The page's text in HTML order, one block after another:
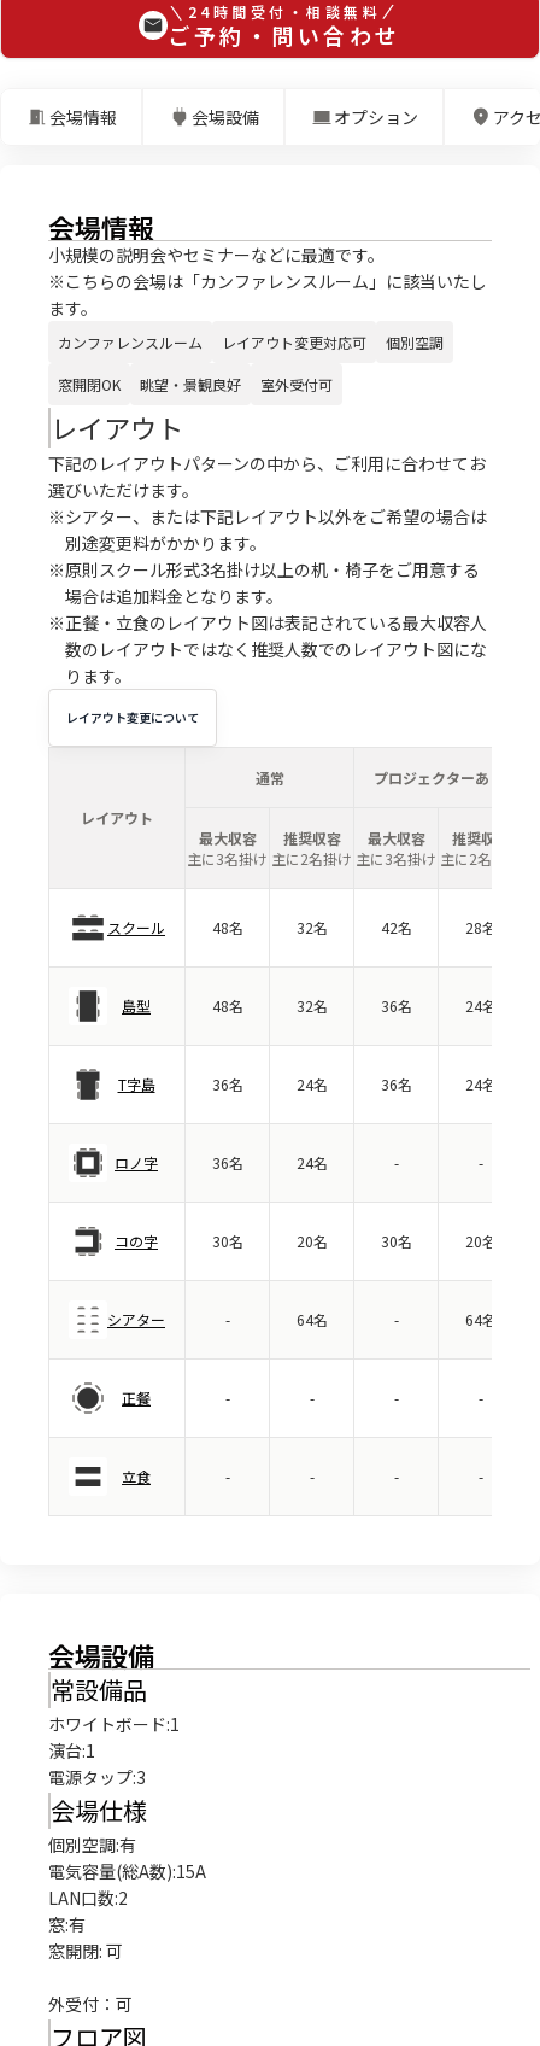
24時間受付・相談無料
ご予約・問い合わせ
会場情報 会場設備 オプション アク
会場情報
小規模の説明会やセミナーなどに最適です。
※こちらの会場は「カンファレンスルーム」に該当いたし
ます。
カンファレンスルーム レイアウト変更対応可 個別空調
窓開閉OK 眺望・景観良好 室外受付可
レイアウト
下記のレイアウトパターンの中から、ご利用に合わせてお
選びいただけます。
※シアター、または下記レイアウト以外をご希望の場合は
別途変更料がかかります。
※原則スクール形式3名掛け以上の机・椅子をご用意する
場合は追加料金となります。
※正餐・立食のレイアウト図は表記されている最大収容人
数のレイアウトではなく推奨人数でのレイアウト図にな
ります。
レイアウト変更について
レイアウト
通常 プロジェクターあり
最大収容
主に3名掛け
推奨収容
主に2名掛け
最大収容
主に3名掛け
推奨収容
主に2名掛け
スクール 48名 32名 42名 28名
島型 48名 32名 36名 24名
T字島 36名 24名 36名 24名
ロノ字 36名 24名 - -
コの字 30名 20名 30名 20名
シアター - 64名 - 64名
正餐 - - - -
立食 - - - -
会場設備
常設備品
ホワイトボード:1
演台:1
電源タップ:3
会場仕様
個別空調:有
電気容量(総A数):15A
LAN口数:2
窓:有
窓開閉: 可
外受付：可
フロア図